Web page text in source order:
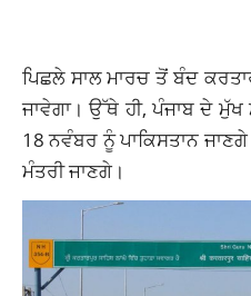
ਪਿਛਲੇ ਸਾਲ ਮਾਰਚ ਤੋਂ ਬੰਦ
ਜਾਵੇਗਾ। ਉੱਥੇ ਹੀ, ਪੰਜਾਬ ਦੇ ਮੁੱਖ
18 ਨਵੰਬਰ ਨੂੰ ਪਾਕਿਸਤਾਨ
ਮੰਤਰੀ ਜਾਣਗੇ।